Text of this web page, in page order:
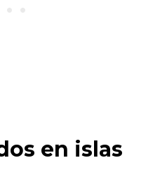
en islas